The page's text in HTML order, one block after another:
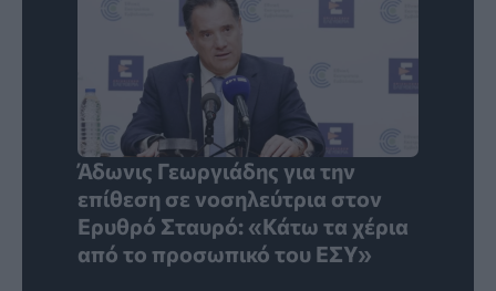
Άδωνις Γεωργιάδης για την
επίθεση σε νοσηλεύτρια στον
Ερυθρό Σταυρό: «Κάτω τα χέρια
από το προσωπικό του ΕΣΥ»